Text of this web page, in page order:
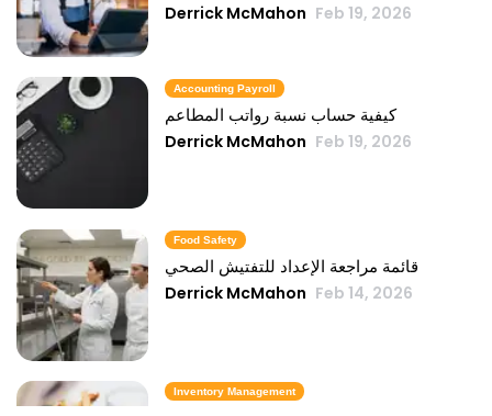
Derrick McMahon Feb 19, 2026
Accounting Payroll
كيفية حساب نسبة رواتب المطاعم
Derrick McMahon Feb 19, 2026
Food Safety
قائمة مراجعة الإعداد للتفتيش الصحي
Derrick McMahon Feb 14, 2026
Inventory Management